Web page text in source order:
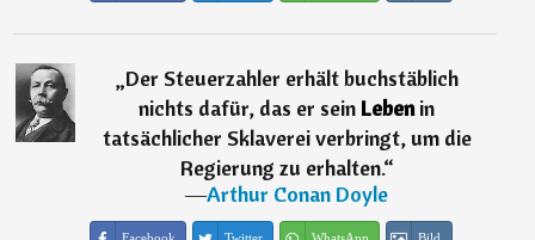
„Der Steuerzahler erhält buchstäblich
nichts dafür, das er sein Lebenin
tatsächlicher Sklaverei verbringt, um die
Regierung zu erhalten.“
―Arthur Conan Doyle